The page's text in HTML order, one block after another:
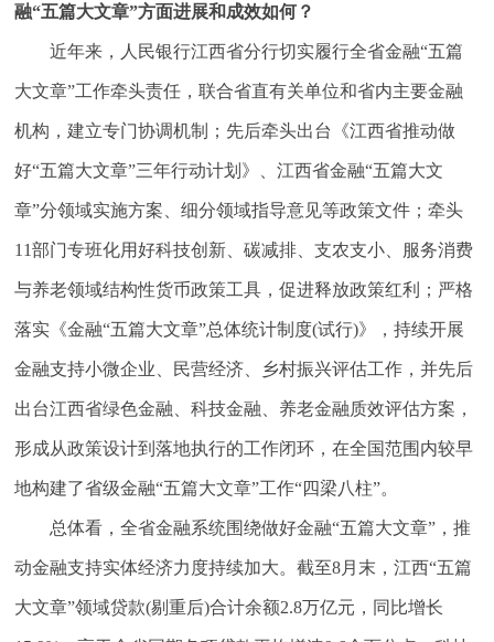
融“五篇大文章”方面进展和成效如何？
近年来，人民银行江西省分行切实履行全省金融“五篇
大文章”工作牵头责任，联合省直有关单位和省内主要金融
机构，建立专门协调机制；先后牵头出台《江西省推动做
好“五篇大文章”三年行动计划》、江西省金融“五篇大文
章”分领域实施方案、细分领域指导意见等政策文件；牵头
11部门专班化用好科技创新、碳减排、支农支小、服务消费
与养老领域结构性货币政策工具，促进释放政策红利；严格
落实《金融“五篇大文章”总体统计制度(试行)》，持续开展
金融支持小微企业、民营经济、乡村振兴评估工作，并先后
出台江西省绿色金融、科技金融、养老金融质效评估方案，
形成从政策设计到落地执行的工作闭环，在全国范围内较早
地构建了省级金融“五篇大文章”工作“四梁八柱”。
总体看，全省金融系统围绕做好金融“五篇大文章”，推
动金融支持实体经济力度持续加大。截至8月末，江西“五篇
大文章”领域贷款(剔重后)合计余额2.8万亿元，同比增长